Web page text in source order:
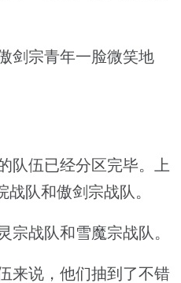
剑宗青年一脸微笑地
伍已经分区完毕。上
队和傲剑宗战队。
战队和雪魔宗战队。
来说，他们抽到了不错